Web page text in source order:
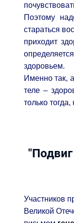
Поэтому
стараться
приходит
здоровьем.
Именно так,
теле –
только
Участников
Великой